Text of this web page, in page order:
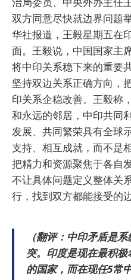
双方同意尽快就边界问题
华社报道，王毅星期五在
面。王毅说，中国国家主
将中印关系稳下来的重要
坚持双边关系正确方向，
印关系企稳改善。王毅称
和永远的邻居，中印共同
发展、共同繁荣具有全球
支持、相互成就，而不是
把精力和资源聚焦于各自
不让具体问题定义整体关
行，找到双方都能接受的
（翻评：中印矛盾是
突。印度是现在最积
的国家，而在现任5常